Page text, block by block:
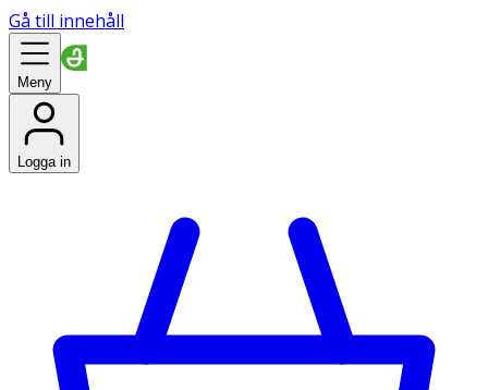
Gå till innehåll
Meny
Logga in